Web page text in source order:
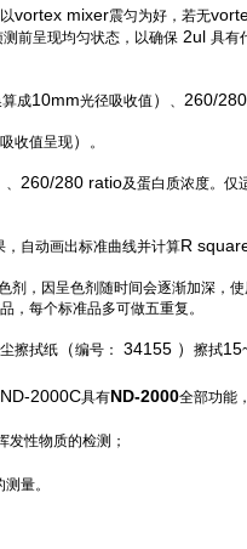
vortex mixer震匀为好，若无
前呈现均匀状态，以确保 2ul 具有
成10mm光径吸收值 ） 、 260/
收值呈现） 。
、 260/280 ratio及蛋白质浓度。仅
自动画出标准曲线并计算R
剂，因呈色剂随时间会逐渐加深，
，每个标准品多可做五重复。
擦拭纸 （编号： 34155 ） 擦拭
ND-2000C具有ND-2000全部功能
发性物质的检测；
量。